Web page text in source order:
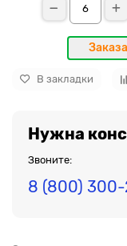
В закладки
Нужна
Звоните:
8 (800)